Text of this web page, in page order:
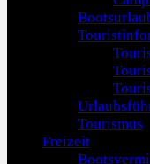
Tourismus
Freizeit